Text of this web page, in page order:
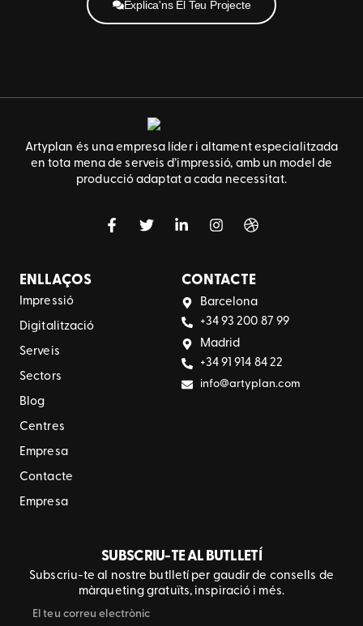
Explica'ns El Teu Projecte
Artyplan és una empresa líder i altament especialitzada
en tota mena de serveis d’impressió, amb un model de
producció adaptat a cada necessitat.
ENLLAÇOS
Impressió
Digitalització
Serveis
Sectors
Blog
Centres
Empresa
Contacte
Empresa
CONTACTE
Barcelona
+34 93 200 87 99
Madrid
+34 91 914 84 22
info@artyplan.com
SUBSCRIU-TE AL BUTLLETÍ
Subscriu-te al nostre butlletí per gaudir de consells de
màrqueting gratuïts, inspiració i més.